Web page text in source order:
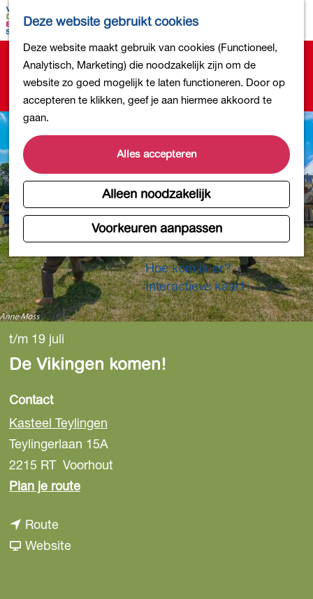
Deze website gebruikt cookies
Deze website maakt gebruik van cookies (Functioneel,
Analytisch, Marketing) die noodzakelijk zijn om de
website zo goed mogelijk te laten functioneren. Door op
accepteren te klikken, geef je aan hiermee akkoord te
gaan.
Alles accepteren
Alleen noodzakelijk
Voorkeuren aanpassen
a
d
e
h
o
m
e
p
a
g
e
K
a
r
t
Z
e
k
e
n
e
n
u
Bollen en Bloemen
Uit eten
DB4daagse - Inschrijven
Kinderactiviteiten
De natuur in
Musea en meer
Producten uit de Bollenstreek
Gezond en actief
Overnachten
Hoe kom ik er?
Interactieve kaart
Sorry, deze activiteit is niet meer beschikbaar.
Bekijk het
actuele aanbod
voor de beschikbare
opties.
t/m 19 juli
De Vikingen komen!
Contact
Kasteel Teylingen
Teylingerlaan 15A
2215 RT Voorhout
Plan je routen
Routen
a
Websitev